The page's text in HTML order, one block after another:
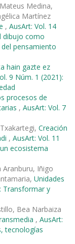
Medina,
Martínez
, AusArt: Vol. 14
dibujo como
pensamiento
hain gazte ez
9 Núm. 1 (2021):
procesos de
, AusArt: Vol. 7
Creación
, AusArt: Vol. 11
ecosistema
Aranburu, Iñigo
Unidades
Transformar y
Bea Narbaiza
, AusArt:
tecnologías